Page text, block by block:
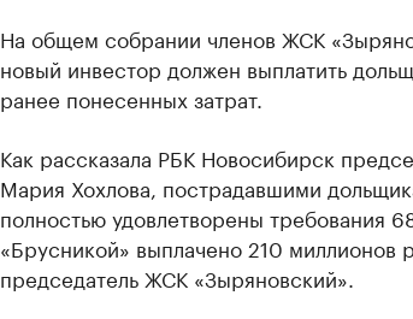
На общем собрании членов ЖСК
новый инвестор должен выплатить
ранее понесенных затрат.
Как рассказала РБК Новосибирск
Мария Хохлова, пострадавшими
полностью удовлетворены требования
«Брусникой» выплачено 210 миллионов
председатель ЖСК «Зыряновский».